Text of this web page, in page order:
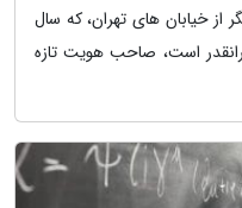
از خیابان های تهران، که سال
است، صاحب هویت تازه